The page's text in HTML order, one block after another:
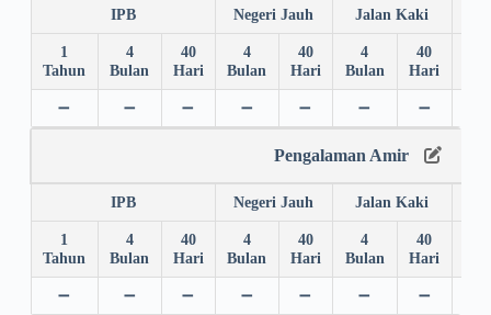
IPB Negeri Jauh Jalan Kaki
1
Tahun
4
Bulan
40
Hari
4
Bulan
40
Hari
4
Bulan
40
Hari
➖ ➖ ➖ ➖ ➖ ➖ ➖
Pengalaman Amir
IPB Negeri Jauh Jalan Kaki
1
Tahun
4
Bulan
40
Hari
4
Bulan
40
Hari
4
Bulan
40
Hari
➖ ➖ ➖ ➖ ➖ ➖ ➖